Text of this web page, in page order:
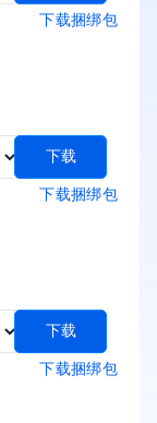
下载捆绑包
下载
下载捆绑包
下载
下载捆绑包